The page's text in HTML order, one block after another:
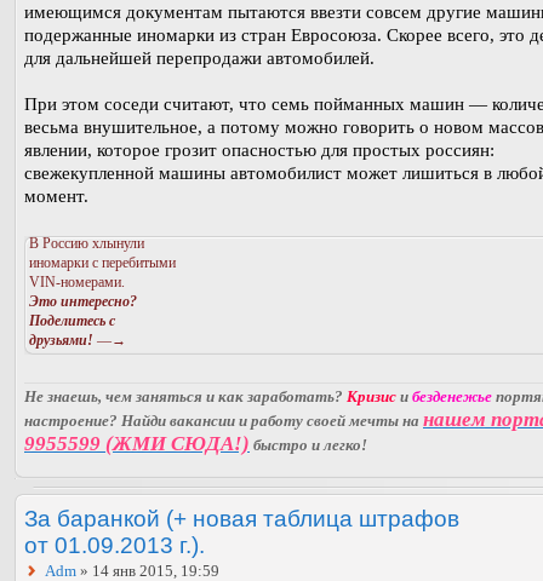
имеющимся документам пытаются ввезти совсем другие
подержанные иномарки из стран Евросоюза. Скорее всего, это
для дальнейшей перепродажи автомобилей.
При этом соседи считают, что семь пойманных машин —
весьма внушительное, а потому можно говорить о новом
явлении, которое грозит опасностью для простых россиян:
свежекупленной машины автомобилист может лишиться в
момент.
В Россию хлынули
иномарки с перебитыми
VIN-номерами.
Это интересно?
Поделитесь с
друзьями! —→
Не знаешь, чем заняться и как заработать? Кризис и безденежье
настроение? Найди вакансии и работу своей мечты на нашем
9955599 (ЖМИ СЮДА!) быстро и легко!
За баранкой (+ новая таблица штрафов
от 01.09.2013 г.).
Adm » 14 янв 2015, 19:59